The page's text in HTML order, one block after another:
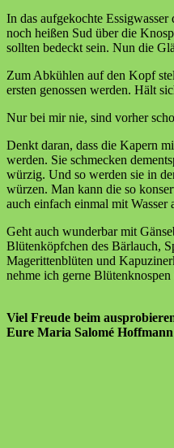
In das aufgekochte
noch heißen Sud über die
sollten bedeckt sein. Nun die
Zum Abkühlen auf den Kopf
ersten genossen werden. Hält
Nur bei mir nie, sind vorher
Denkt daran, dass die Kapern
werden. Sie schmecken
würzig. Und so werden sie in
würzen. Man kann die so
auch einfach einmal mit Wasser
Geht auch wunderbar mit
Blütenköpfchen des Bärlauch,
Magerittenblüten und
nehme ich gerne
Viel Freude beim
Eure Maria Salomé Hoffmann